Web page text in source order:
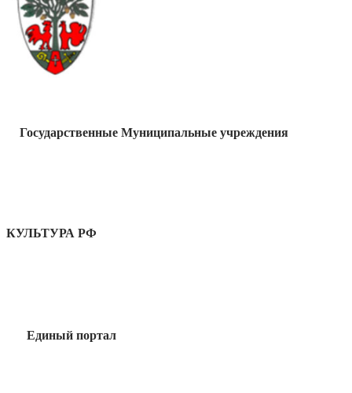
Государственные Муниципальные учреждения
КУЛЬТУРА РФ
Единый портал